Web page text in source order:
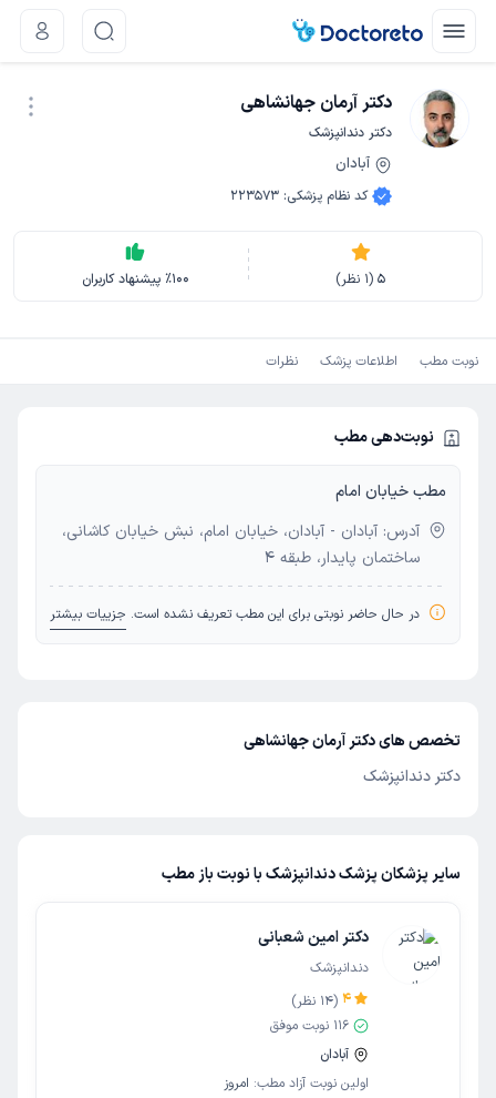
دکتر آرمان جهانشاهی
دکتر دندانپزشک
آبادان
کد نظام پزشکی:
223573
5
(
1 نظر) ٪100 پیشنهاد کاربران
نوبت مطب اطلاعات پزشک نظرات
نوبت‌دهی مطب
مطب خیابان امام
آدرس: آبادان - آبادان، خیابان امام، نبش خیابان کاشانی،
ساختمان پایدار، طبقه 4
در حال حاضر نوبتی برای این مطب تعریف نشده است. جزییات بیشتر
تخصص های دکتر آرمان جهانشاهی
دکتر دندانپزشک
سایر پزشکان پزشک دندانپزشک با نوبت باز مطب
دکتر امین شعبانی
دندانپزشک
4
(
14 نظر)
116 نوبت موفق
آبادان
اولین نوبت آزاد مطب: امروز